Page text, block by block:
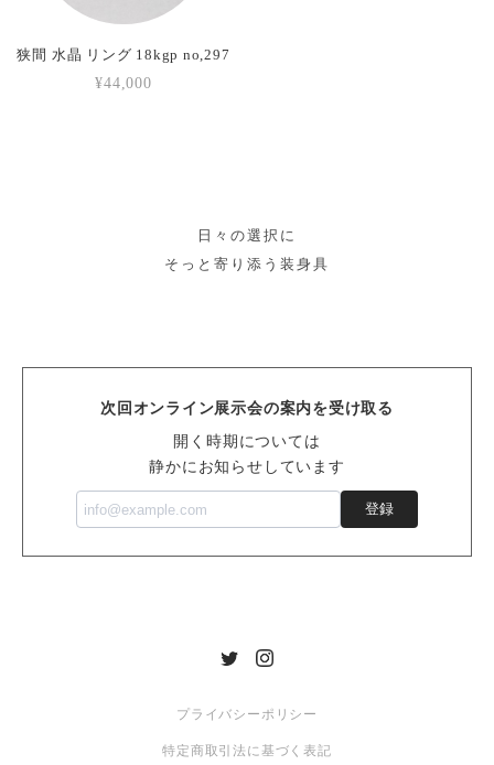
狭間 水晶 リング 18kgp no,297
¥44,000
日々の選択に
そっと寄り添う装身具
次回オンライン展示会の案内を受け取る
開く時期については
静かにお知らせしています
登録
プライバシーポリシー
特定商取引法に基づく表記